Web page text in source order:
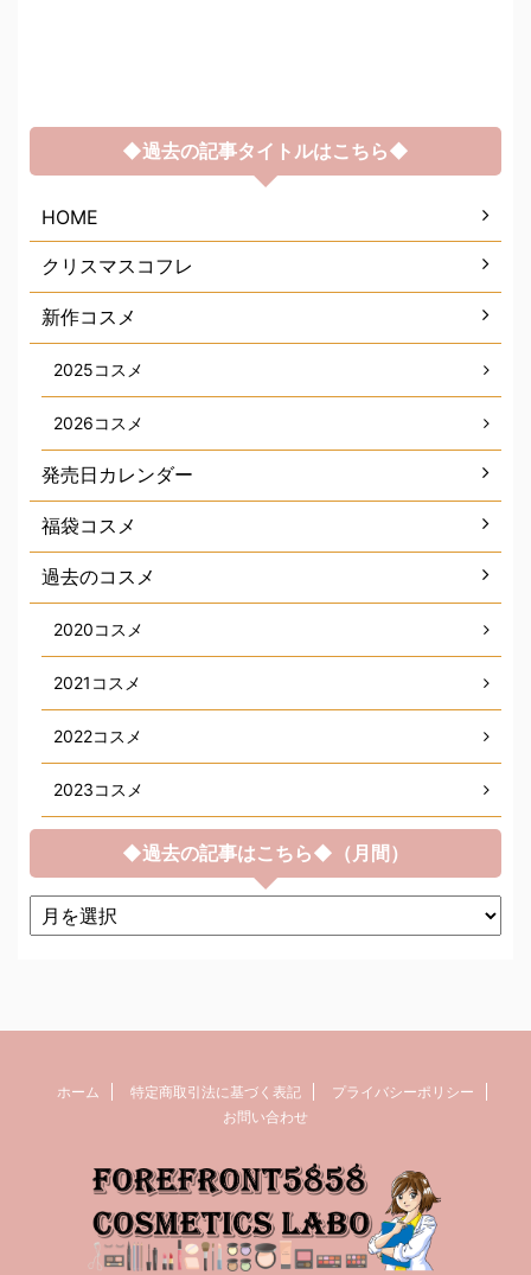
◆過去の記事タイトルはこちら◆
HOME
クリスマスコフレ
新作コスメ
2025コスメ
2026コスメ
発売日カレンダー
福袋コスメ
過去のコスメ
2020コスメ
2021コスメ
2022コスメ
2023コスメ
◆過去の記事はこちら◆（月間）
ホーム 特定商取引法に基づく表記
プライバシーポリシー
お問い合わせ